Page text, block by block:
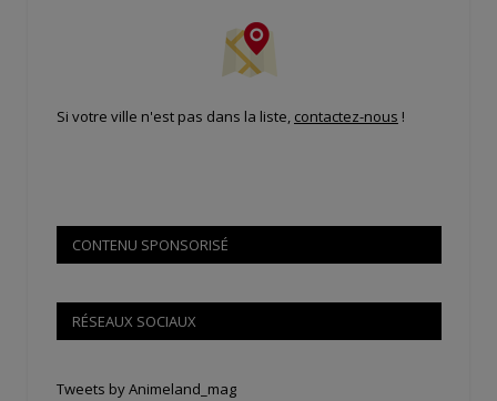
Si votre ville n'est pas dans la liste, contactez-nous !
CONTENU SPONSORISÉ
RÉSEAUX SOCIAUX
Tweets by Animeland_mag